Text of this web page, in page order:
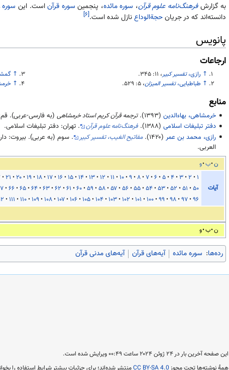
به گزارشفرهنگ‌نامه علوم قرآن، سوره مائده، پنجمین سوره قرآناست. این سوره
دانسته‌اند که در جریانحجةالوداعنازل شده است.[۶]
پانویس
ارجاعات
↑ رازی،تفسیر کبیر، ۱۱:‎ ۳۴۵.
↑ طباطبایی،تفسیر المیزان، ۵:‎ ۵۲۹.
↑
↑
منابع
خرمشاهی، بهاءالدین (۱۳۹۳).ترجمه قرآن کریم استاد خرمشاهی (به فارسی-عربی).
دفتر تبلیغات اسلامی (۱۳۸۸).فرهنگ‌نامه علوم قرآن
. تهران: دفتر تبلیغات اسلامی.
رازی، محمد بن عمر (۱۴۲۰).مفاتیح الغیب، تفسیر کبیر
. سوم (به عربی). بیروت: دار
العربی.
ن ب و
آیات
۱ ۲ ۳ ۴ ۵ ۶ ۷ ۸ ۹ ۱۰ ۱۱ ۱۲ ۱۳ ۱۴ ۱۵ ۱۶ ۱۷ ۱۸ ۱۹ ۲۰ ۲۱
۵۰ ۵۱ ۵۲ ۵۳ ۵۴ ۵۵ ۵۶ ۵۷ ۵۸ ۵۹ ۶۰ ۶۱ ۶۲ ۶۳ ۶۴ ۶۵ ۶۶
۹۶ ۹۷ ۹۸ ۹۹ ۱۰۰ ۱۰۱ ۱۰۲ ۱۰۳ ۱۰۴ ۱۰۵ ۱۰۶ ۱۰۷ ۱۰۸ ۱۰۹ ۱۱۰ ۱۱۱
ن ب و
رده‌ها: سوره مائده آیه‌های قرآن آیه‌های مدنی قرآن
این صفحه آخرین بار در ‏۲۴ ژوئن ۲۰۲۴ ساعت ‏۰۰:۴۹ ویرایش شده است.
همهٔ نوشته‌ها تحت مجوز CC BY-SA 4.0منتشر شده‌اند؛ برای جزئیات بیشتر شرایط استفاده را